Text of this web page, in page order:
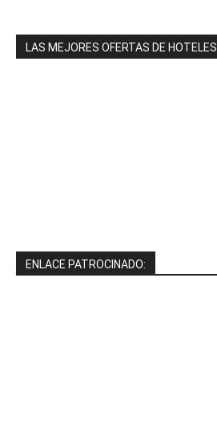
LAS MEJORES OFERTAS DE HOTELES
ENLACE PATROCINADO: